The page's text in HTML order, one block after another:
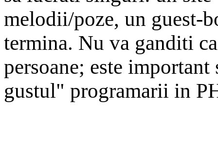
melodii/poze, un guest-
termina. Nu va ganditi
persoane; este
gustul" programarii in